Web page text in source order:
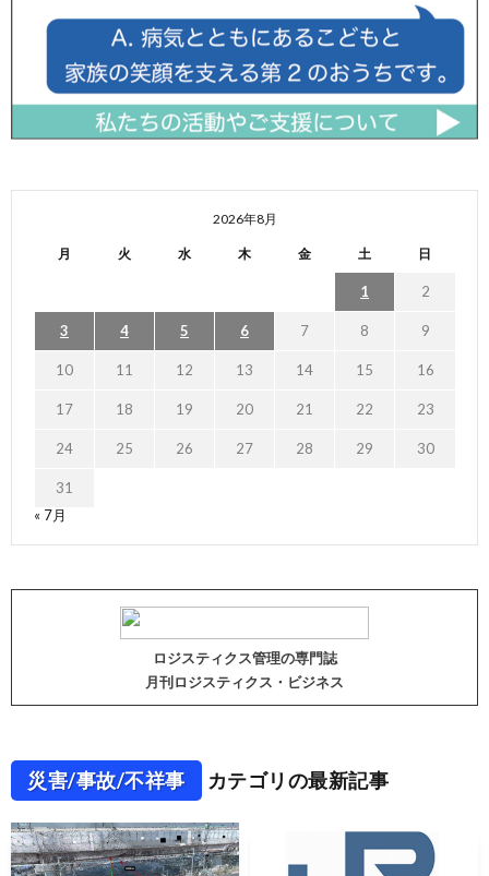
2026年8月
月 火 水 木 金 土 日
1 2
3 4 5 6 7 8 9
10 11 12 13 14 15 16
17 18 19 20 21 22 23
24 25 26 27 28 29 30
31
« 7月
ロジスティクス管理の専門誌
月刊ロジスティクス・ビジネス
災害/事故/不祥事 カテゴリの最新記事